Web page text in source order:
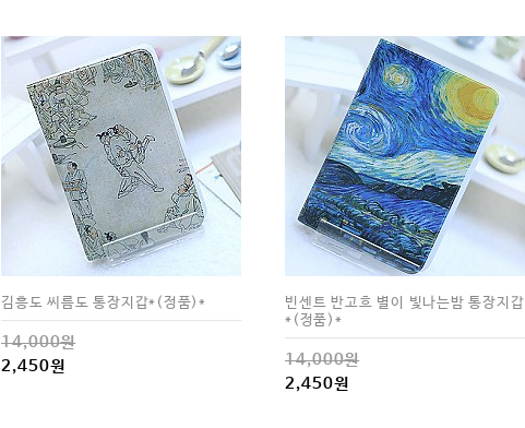
김흥도 씨름도 통장지갑*(정품)*
14,000원
2,450원
빈센트 반고흐 별이 빛나는밤 통장지갑
*(정품)*
14,000원
2,450원